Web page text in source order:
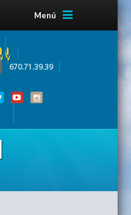
Menú
670.71.39.39